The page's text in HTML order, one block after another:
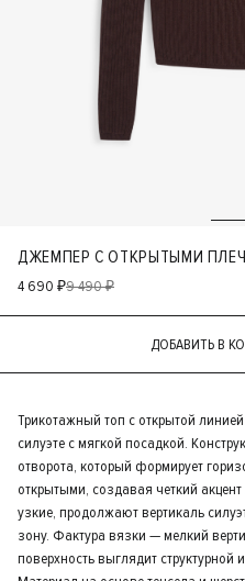
ДЖЕМПЕР С ОТКРЫТЫМИ
4 690 ₽9 490 ₽
Трикотажный топ с открытой
силуэте с мягкой посадкой.
отворота, который формирует
открытыми, создавая четкий
узкие, продолжают вертикаль
зону. Фактура вязки — мелкий
поверхность выглядит структурной